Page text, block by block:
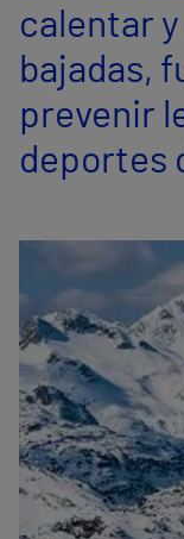
Equipo médico y
Información útil
Comunicación
calentar
bajadas,
prevenir
deportes